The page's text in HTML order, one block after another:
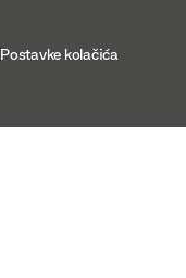
Postavke kolačića